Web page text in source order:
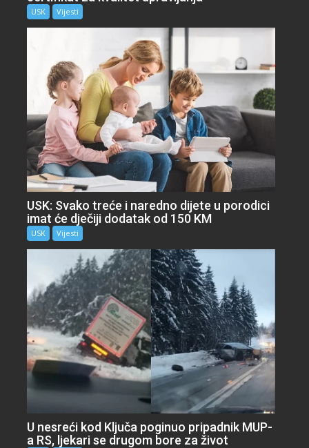
USK Vijesti
USK: Svako treće i naredno dijete u porodici
imat će dječiji dodatak od 150 KM
USK Vijesti
U nesreći kod Ključa poginuo pripadnik MUP-
a RS, ljekari se drugom bore za život